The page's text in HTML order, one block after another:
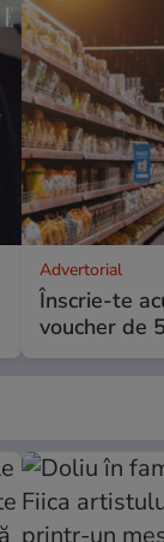
Advertorial
Înscrie-te
voucher de